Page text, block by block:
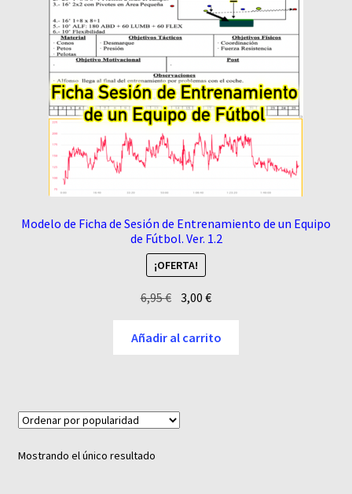
Modelo de Ficha de Sesión de Entrenamiento de un Equipo
de Fútbol. Ver. 1.2
¡OFERTA!
6,95€ El
original
3,00€El
actual
Añadir al carrito
Mostrando el único resultado